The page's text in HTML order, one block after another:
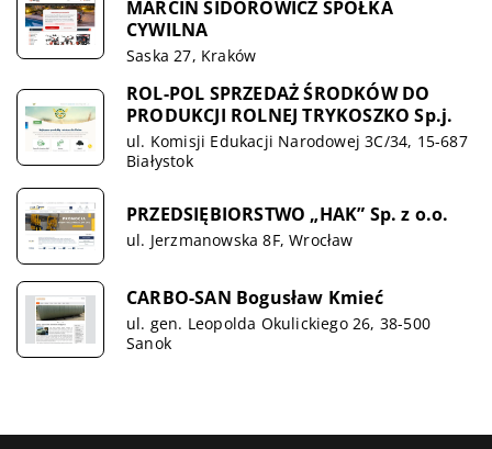
MARCIN SIDOROWICZ SPÓŁKA
CYWILNA
Saska 27, Kraków
ROL-POL SPRZEDAŻ ŚRODKÓW DO
PRODUKCJI ROLNEJ TRYKOSZKO Sp.j.
ul. Komisji Edukacji Narodowej 3C/34, 15-687
Białystok
PRZEDSIĘBIORSTWO „HAK” Sp. z o.o.
ul. Jerzmanowska 8F, Wrocław
CARBO-SAN Bogusław Kmieć
ul. gen. Leopolda Okulickiego 26, 38-500
Sanok